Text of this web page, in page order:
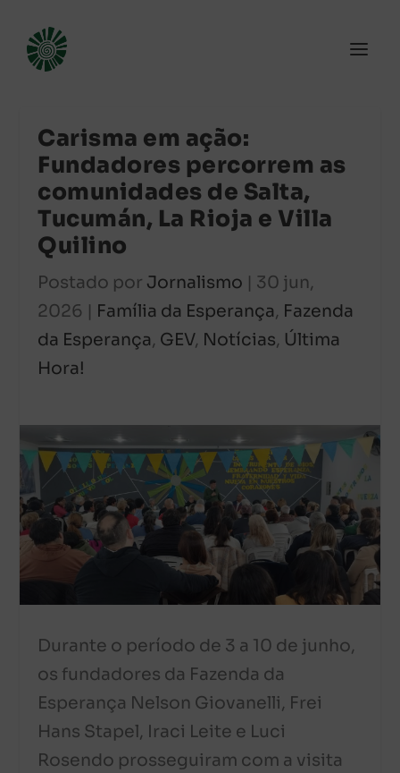
Carisma em ação:
Fundadores percorrem as
comunidades de Salta,
Tucumán, La Rioja e Villa
Quilino
Postado por Jornalismo | 30 jun,
2026 | Família da Esperança, Fazenda
da Esperança, GEV, Notícias, Última
Hora!
Durante o período de 3 a 10 de junho,
os fundadores da Fazenda da
Esperança Nelson Giovanelli, Frei
Hans Stapel, Iraci Leite e Luci
Rosendo prosseguiram com a visita